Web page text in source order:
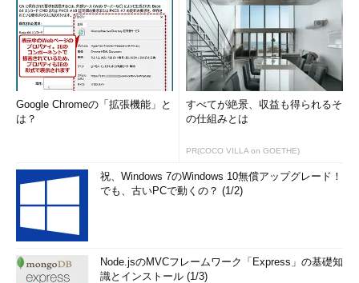
Google Chromeの「拡張機能」と
は？
すべてが絶景、収益も得られるそ
の仕組みとは
PR(COCO VILLA on GOETHE)
祝、Windows 7のWindows 10無償アップグレード！
でも、古いPCで動くの？ (1/2)
Node.jsのMVCフレームワーク「Express」の基礎知
識とインストール (1/3)